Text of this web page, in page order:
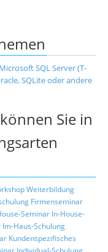
SQL Server (T-
SQLite oder andere
Sie in
Weiterbildung
Firmenseminar
Seminar In-House-
Im-Haus-Schulung
Kundenspezifisches